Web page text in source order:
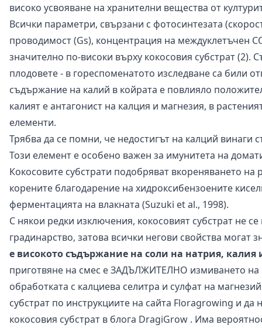
високо усвояване на хранителни вещества от
Всички параметри, свързани с фотосинтезата
проводимост (Gs), концентрация на междуклетъчен
значително по-високи върху кокосовия субстрат (2).
плодовете - в гореспоменатото изследване са били
съдържание на калий в койрата е повлияло
калият е антагонист на калция и магнезия, в
елементи.
Трябва да се помни, че недостигът на калций винаги
Този елемент е особено важен за имунитета на
Кокосовите субстрати подобряват вкореняването
корените благодарение на хидроксибензоените
ферментацията на влакната (Suzuki et al., 1998).
С някои редки изключения, кокосовият субстрат не
градинарство, затова всички негови свойства могат
е високото съдържание на соли на натрия, калия
приготвяне на смес е ЗАДЪЛЖИТЕЛНО измиването на
обработката с калциева селитра и сулфат на
субстрат по инструкциите на сайта Floragrowing и да
кокосовия субстрат в блога DragiGrow . Има